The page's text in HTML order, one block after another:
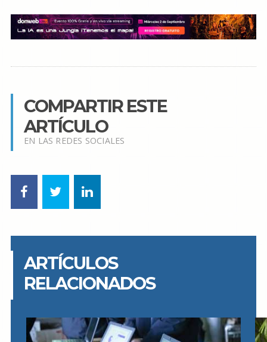
COMPARTIR ESTE
ARTÍCULO
EN LAS REDES SOCIALES
ARTÍCULOS
RELACIONADOS